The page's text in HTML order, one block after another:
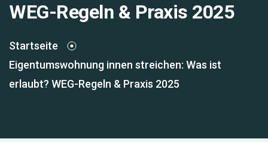
WEG-Regeln & Praxis 2025
Startseite
Eigentumswohnung innen streichen: Was ist
erlaubt? WEG-Regeln & Praxis 2025